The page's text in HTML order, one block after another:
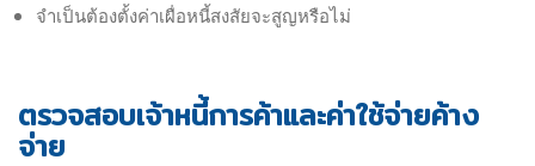
จำเป็นต้องตั้งค่าเผื่อหนี้สงสัยจะสูญหรือไม่
ตรวจสอบเจ้าหนี้การค้าและค่าใช้จ่ายค้าง
จ่าย